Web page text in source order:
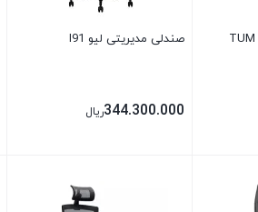
صندلی مدیریتی لیو I91
344.300.000ریال